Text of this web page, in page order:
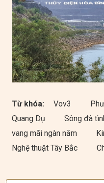
Từ khóa: Vov3
Quang Dụ
Sông đà
vang mãi ngàn năm
Nghệ thuật Tây Bắc